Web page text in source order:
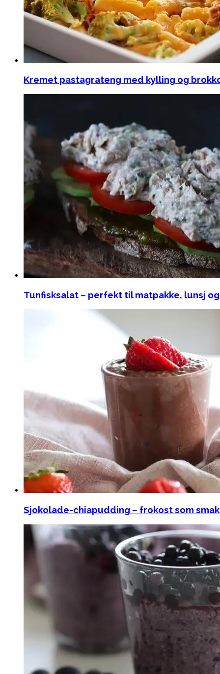
Kremet pastagrateng med kylling og
Tunfisksalat – perfekt til matpakke, lunsj
Sjokolade-chiapudding – frokost som